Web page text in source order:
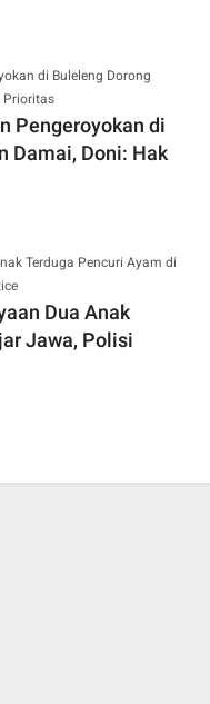
Pengeroyokan di
Damai, Doni: Hak
Dua Anak
Jawa, Polisi